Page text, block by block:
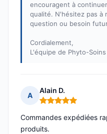
encouragent à
qualité. N'hésitez pas à
question ou besoin
Cordialement,
L'équipe de Phyto-Soins
A
Alain D.
Note : 5 sur 5
Commandes expédiées
produits.